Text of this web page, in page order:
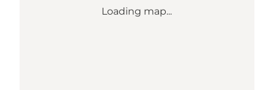
Loading map...